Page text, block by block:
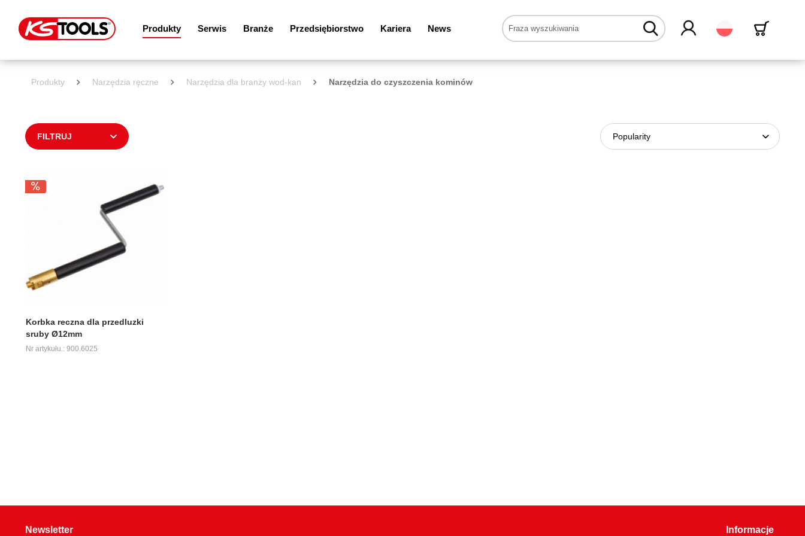
Produkty Serwis Branże Przedsiębiorstwo Kariera News Polski
Produkty Narzędzia ręczne Narzędzia dla branży wod-kan Narzędzia do czyszczenia kominów
FILTRUJ
Korbka reczna dla przedluzki
sruby Ø12mm
Nr artykułu.: 900.6025
Newsletter Informacje